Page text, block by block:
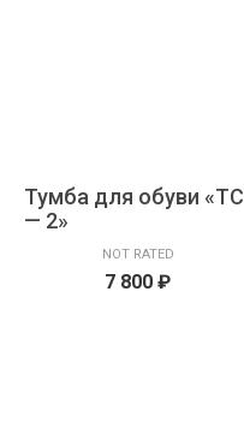
Тумба для обуви «ТС
— 2»
NOT RATED
7 800 ₽